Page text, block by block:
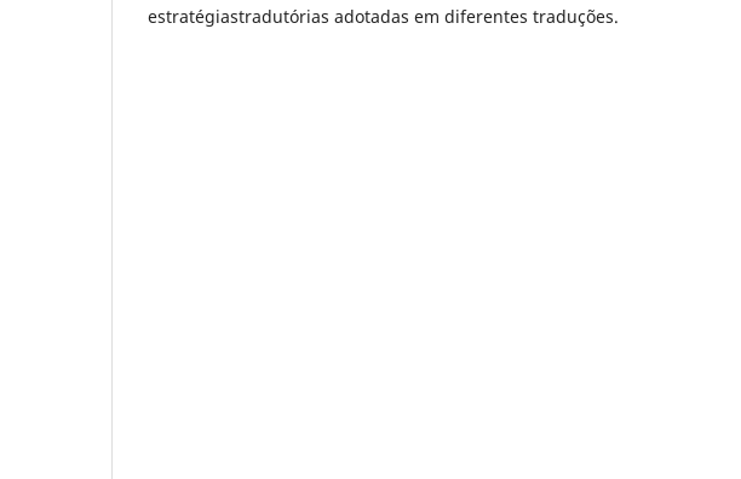
estratégiastradutórias adotadas em diferentes traduções.